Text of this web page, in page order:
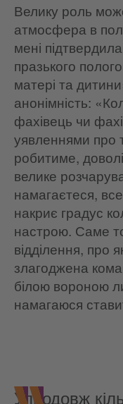
Велику роль
атмосфера в
мені
празького
матері та
анонімність:
фахівець чи
уявленнями про
робитиме,
велике
намагаєтеся,
накриє градус
настрою. Саме
відділення, про
злагоджена
білою вороною
намагаюся
Упродовж